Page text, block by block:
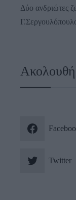
Δύο ανδριώτες
Twitter